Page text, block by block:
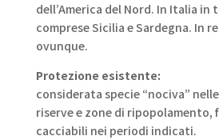
dell’America del Nord. In Italia
comprese Sicilia e Sardegna. In
ovunque.
Protezione esistente:
considerata specie “nociva”
riserve e zone di ripopolamento,
cacciabili nei periodi indicati.